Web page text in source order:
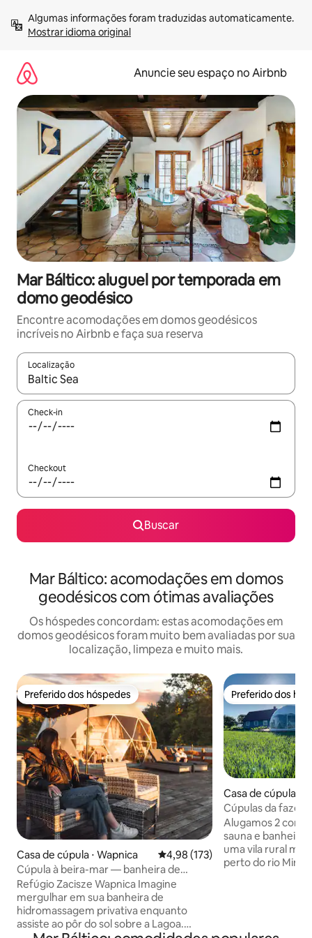
para
Mostrar idioma original
Anuncie seu espaço no Airbnb
Mar Báltico: aluguel por temporada em
domo geodésico
Encontre acomodações em domos geodésicos
incríveis no Airbnb e faça sua reserva
Localização
Quando os resultados estiverem disponíveis, explore-os
Check-in
Checkout
Buscar
Mar Báltico: acomodações em domos
geodésicos com ótimas avaliações
Os hóspedes concordam: estas acomodações em
domos geodésicos foram muito bem avaliadas por sua
localização, limpeza e muito mais.
Preferido dos hóspedes
Preferido dos hóspedes
Casa de cúpula ⋅ Wapnica 4,98 de uma avaliação média de
4,98 (173)
Cúpula à beira-mar — banheira de
hidromassagem privativa, sauna, pôr do
sol
Refúgio Zacisze Wapnica Imagine
mergulhar em sua banheira de
hidromassagem privativa enquanto
assiste ao pôr do sol sobre a Lagoa.
Preferido dos
Preferido dos
Casa de cúpula ⋅
no savivaldybė
Cúpulas da
Alugamos 2
sauna e banheira
uma vila rural
perto do rio